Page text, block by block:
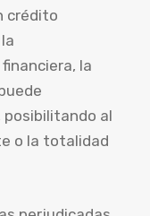
crédito
la
al
o la totalidad